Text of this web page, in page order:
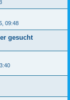
09:48
gesucht